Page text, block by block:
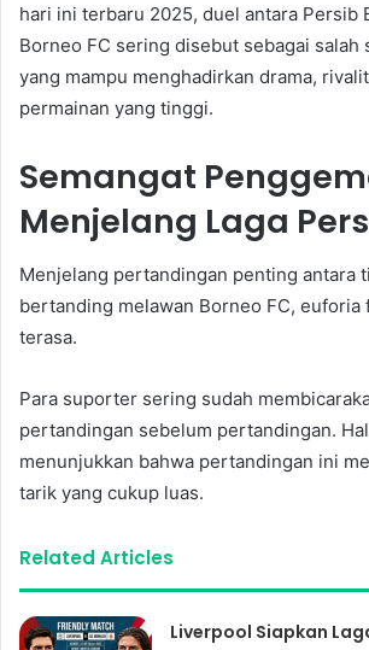
hari ini terbaru 2025, duel antara Persib
Borneo FC sering disebut sebagai salah
yang mampu menghadirkan drama,
permainan yang tinggi.
Semangat
Menjelang Laga
Menjelang pertandingan penting antara
bertanding melawan Borneo FC, euforia
terasa.
Para suporter sering sudah
pertandingan sebelum pertandingan.
menunjukkan bahwa pertandingan ini
tarik yang cukup luas.
Related Articles
Liverpool Siapkan